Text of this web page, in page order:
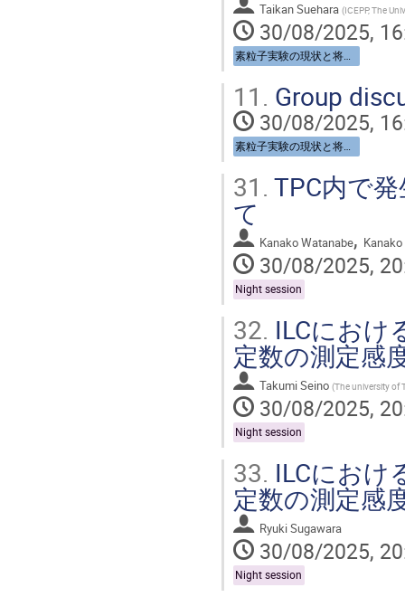
Taikan Suehara (ICEPP, The
30/08/2025,
素粒子実験の現状と将来 / Particle physics: Now and Future
11. Group
30/08/2025,
素粒子実験の現状と将来 / Particle physics: Now and Future
31. TPC内で
て
Kanako Watanabe,
30/08/2025,
Night session
32. ILCにおけ
定数の測定感
Takumi Seino (The university of
30/08/2025,
Night session
33. ILCにおけ
定数の測定感
Ryuki Sugawara
30/08/2025,
Night session